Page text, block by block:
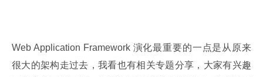
Web Application Framework 演化最重要的一点是从原来
很大的架构走过去，我看也有相关专题分享，大家有兴趣